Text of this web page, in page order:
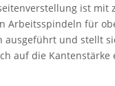
ist mit
Arbeitsspindeln für
ausgeführt und stellt
auf die Kantenstärke